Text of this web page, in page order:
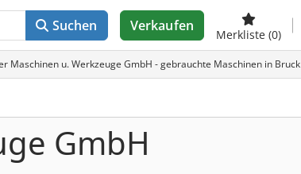
Suchen Verkaufen
Merkliste (0)
Maschinen u. Werkzeuge GmbH - gebrauchte Maschinen in Bruck
GmbH